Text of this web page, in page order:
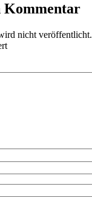
Kommentar
nicht veröffentlicht.